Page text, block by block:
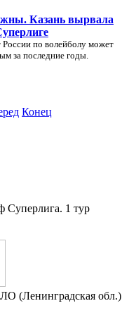
Казань вырвала
по волейболу может
за последние годы.
Конец
Суперлига. 1 тур
(Ленинградская обл.)